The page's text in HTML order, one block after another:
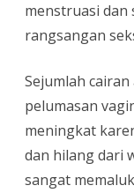
menstruasi dan
rangsangan
Sejumlah
pelumasan
meningkat
dan hilang dari
sangat